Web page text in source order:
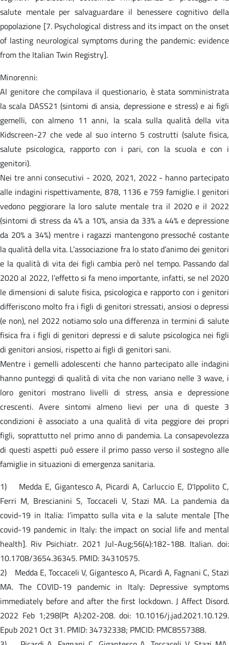
salute mentale per salvaguardare il benessere cognitivo della
popolazione [7. Psychological distress and its impact on the onset
of lasting neurological symptoms during the pandemic: evidence
from the Italian Twin Registry].
Minorenni:
Al genitore che compilava il questionario, è stata somministrata
la scala DASS21 (sintomi di ansia, depressione e stress) e ai figli
gemelli, con almeno 11 anni, la scala sulla qualità della vita
Kidscreen-27 che vede al suo interno 5 costrutti (salute fisica,
salute psicologica, rapporto con i pari, con la scuola e con i
genitori).
Nei tre anni consecutivi - 2020, 2021, 2022 - hanno partecipato
alle indagini rispettivamente, 878, 1136 e 759 famiglie. I genitori
vedono peggiorare la loro salute mentale tra il 2020 e il 2022
(sintomi di stress da 4% a 10%, ansia da 33% a 44% e depressione
da 20% a 34%) mentre i ragazzi mantengono pressoché costante
la qualità della vita. L’associazione fra lo stato d’animo dei genitori
e la qualità di vita dei figli cambia però nel tempo. Passando dal
2020 al 2022, l’effetto si fa meno importante, infatti, se nel 2020
le dimensioni di salute fisica, psicologica e rapporto con i genitori
differiscono molto fra i figli di genitori stressati, ansiosi o depressi
(e non), nel 2022 notiamo solo una differenza in termini di salute
fisica fra i figli di genitori depressi e di salute psicologica nei figli
di genitori ansiosi, rispetto ai figli di genitori sani.
Mentre i gemelli adolescenti che hanno partecipato alle indagini
hanno punteggi di qualità di vita che non variano nelle 3 wave, i
loro genitori mostrano livelli di stress, ansia e depressione
crescenti. Avere sintomi almeno lievi per una di queste 3
condizioni è associato a una qualità di vita peggiore dei propri
figli, soprattutto nel primo anno di pandemia. La consapevolezza
di questi aspetti può essere il primo passo verso il sostegno alle
famiglie in situazioni di emergenza sanitaria.
1) Medda E, Gigantesco A, Picardi A, Carluccio E, D'Ippolito C,
Ferri M, Brescianini S, Toccaceli V, Stazi MA. La pandemia da
covid-19 in Italia: l’impatto sulla vita e la salute mentale [The
covid-19 pandemic in Italy: the impact on social life and mental
health]. Riv Psichiatr. 2021 Jul-Aug;56(4):182-188. Italian. doi:
10.1708/3654.36345. PMID: 34310575.
2) Medda E, Toccaceli V, Gigantesco A, Picardi A, Fagnani C, Stazi
MA. The COVID-19 pandemic in Italy: Depressive symptoms
immediately before and after the first lockdown. J Affect Disord.
2022 Feb 1;298(Pt A):202-208. doi: 10.1016/j.jad.2021.10.129.
Epub 2021 Oct 31. PMID: 34732338; PMCID: PMC8557388.